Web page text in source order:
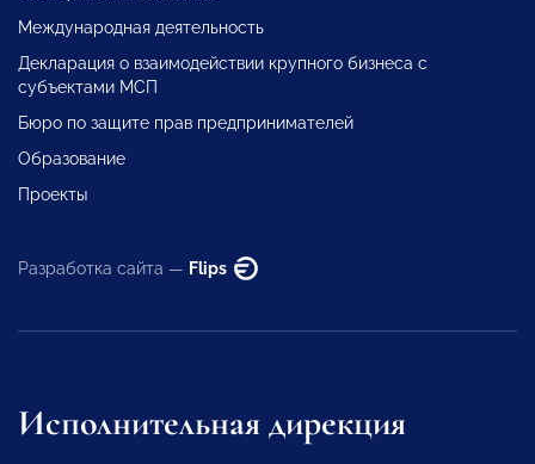
Международная деятельность
Декларация о взаимодействии крупного бизнеса с
субъектами МСП
Бюро по защите прав предпринимателей
Образование
Проекты
Разработка сайта — Flips
Исполнительная дирекция